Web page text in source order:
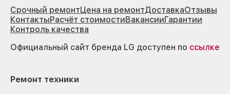
Срочный ремонтЦена на ремонтДоставкаОтзывы
КонтактыРасчёт стоимостиВакансииГарантии
Контроль качества
Официальный сайт бренда LG доступен по ссылке
Ремонт техники